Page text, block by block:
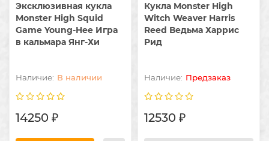
Эксклюзивная кукла
Monster High Squid
Game Young-Hee Игра
в кальмара Янг-Хи
В наличии
14250 ₽
Кукла Monster High
Witch Weaver Harris
Reed Ведьма Харрис
Рид
Предзаказ
12530 ₽